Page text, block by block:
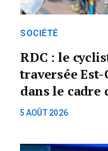
SOCIÉTÉ
RDC : le
traversée Est-
dans le cadre
5 AOÛT 2026